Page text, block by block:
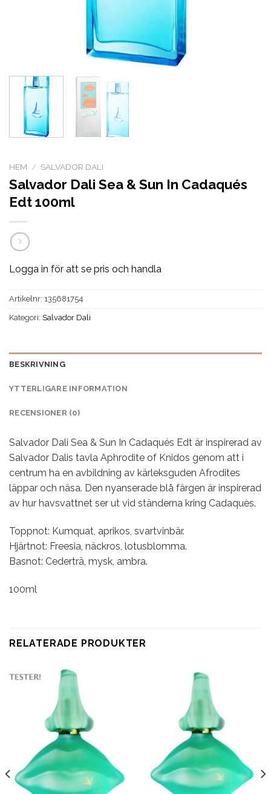
HEM / SALVADOR DALI
Salvador Dali Sea & Sun In Cadaqués
Edt 100ml
Logga in för att se pris och handla
Artikelnr: 135681754
Kategori: Salvador Dali
BESKRIVNING
YTTERLIGARE INFORMATION
RECENSIONER (0)
Salvador Dali Sea & Sun In Cadaqués Edt är inspirerad av
Salvador Dalis tavla Aphrodite of Knidos genom att i
centrum ha en avbildning av kärleksguden Afrodites
läppar och näsa. Den nyanserade blå färgen är inspirerad
av hur havsvattnet ser ut vid ständerna kring Cadaquès.
Toppnot: Kumquat, aprikos, svartvinbär.
Hjärtnot: Freesia, näckros, lotusblomma.
Basnot: Cederträ, mysk, ambra.
100ml
RELATERADE PRODUKTER